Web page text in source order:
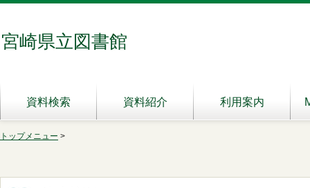
宮崎県立図書館
資料検索 資料紹介 利用案内
トップメニュー >